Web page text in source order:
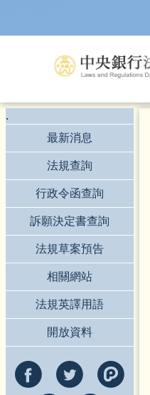
.
最新消息
法規查詢
行政令函查詢
訴願決定書查詢
法規草案預告
相關網站
法規英譯用語
開放資料